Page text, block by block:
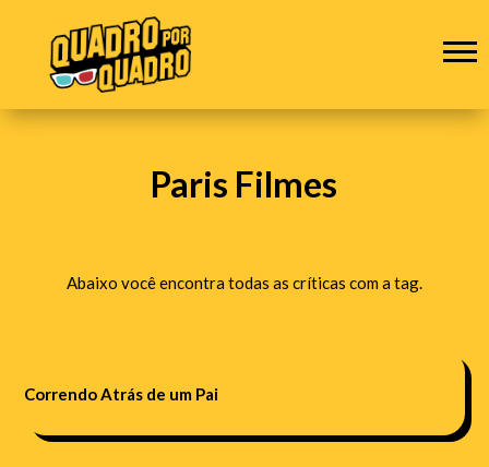
Paris Filmes
Abaixo você encontra todas as críticas com a tag.
Correndo Atrás de um Pai